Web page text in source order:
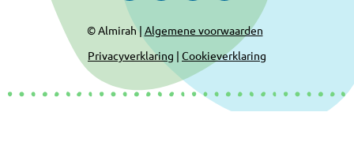
© Almirah | Algemene voorwaarden
Privacyverklaring | Cookieverklaring